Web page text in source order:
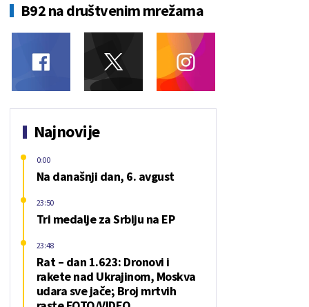
B92 na društvenim mrežama
Najnovije
Na današnji dan, 6. avgust
0:00
Tri medalje za Srbiju na EP
23:50
Rat – dan 1.623: Dronovi i
rakete nad Ukrajinom, Moskva
udara sve jače; Broj mrtvih
23:48